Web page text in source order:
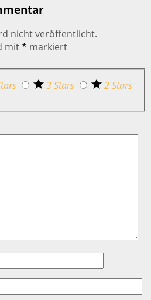
nicht veröffentlicht.
mit* markiert
3 Stars
2 Stars